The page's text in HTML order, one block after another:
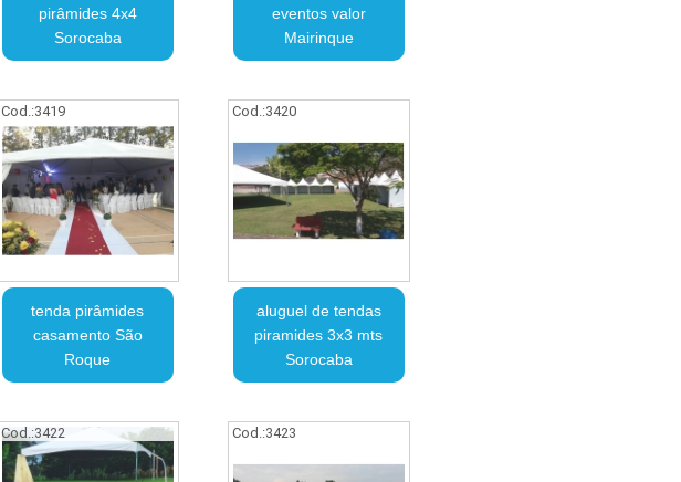
pirâmides 4x4
Sorocaba
eventos valor
Mairinque
Cod.:3419
tenda pirâmides
casamento São
Roque
Cod.:3420
aluguel de tendas
piramides 3x3 mts
Sorocaba
Cod.:3422 Cod.:3423